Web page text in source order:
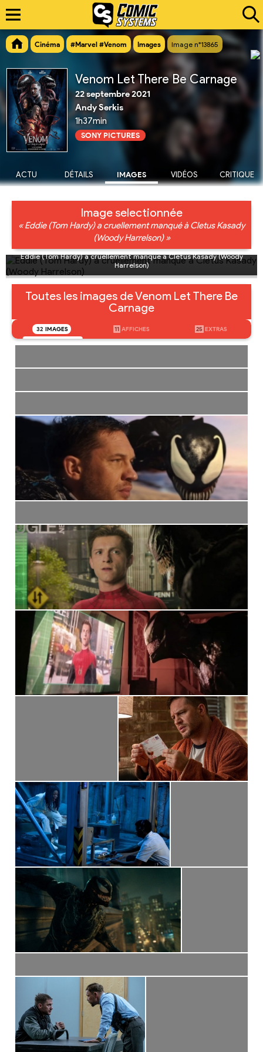
Cinéma #Marvel #Venom Images Image n°13865
Venom Let There Be Carnage
22 septembre 2021
Andy Serkis
1h37min
SONY PICTURES
ACTU DÉTAILS IMAGES VIDÉOS CRITIQUE
Image selectionnée
« Eddie (Tom Hardy) a cruellement manqué à Cletus Kasady
(Woody Harrelson) »
Eddie (Tom Hardy) a cruellement manqué à Cletus Kasady (Woody
Harrelson)
Toutes les images de Venom Let There Be
Carnage
32 IMAGES 11 AFFICHES 25 EXTRAS